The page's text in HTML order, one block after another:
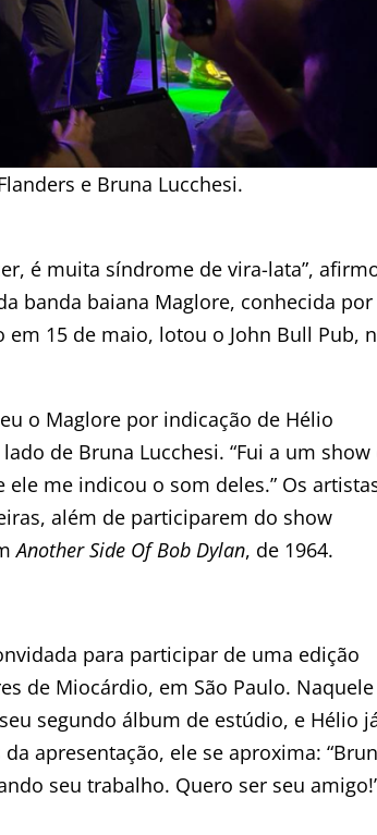
e Bruna Lucchesi.
é muita síndrome de vira-lata”,
banda baiana Maglore, conhecida por
15 de maio, lotou o John Bull Pub,
o Maglore por indicação de Hélio
de Bruna Lucchesi. “Fui a um show
me indicou o som deles.” Os
além de participarem do show
Another Side Of Bob Dylan, de 1964.
para participar de uma edição
de Miocárdio, em São Paulo. Naquele
segundo álbum de estúdio, e Hélio
apresentação, ele se aproxima:
seu trabalho. Quero ser seu